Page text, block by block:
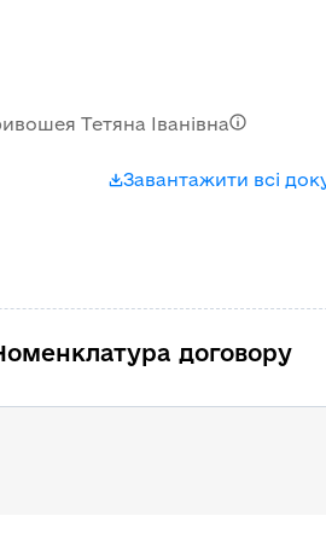
Тетяна Іванівна
Завантажити всі
договору